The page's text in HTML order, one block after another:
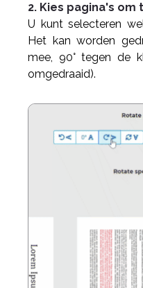
2. Kies pagina's om
U kunt selecteren
Het kan worden
mee, 90° tegen de
omgedraaid).